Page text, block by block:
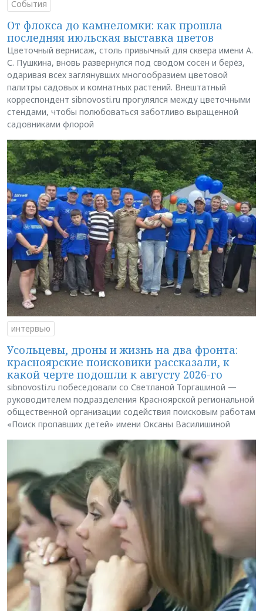
События
От флокса до камнеломки: как прошла
последняя июльская выставка цветов
Цветочный вернисаж, столь привычный для сквера имени А.
С. Пушкина, вновь развернулся под сводом сосен и берёз,
одаривая всех заглянувших многообразием цветовой
палитры садовых и комнатных растений. Внештатный
корреспондент sibnovosti.ru прогулялся между цветочными
стендами, чтобы полюбоваться заботливо выращенной
садовниками флорой
интервью
Усольцевы, дроны и жизнь на два фронта:
красноярские поисковики рассказали, к
какой черте подошли к августу 2026-го
sibnovosti.ru побеседовали со Светланой Торгашиной —
руководителем подразделения Красноярской региональной
общественной организации содействия поисковым работам
«Поиск пропавших детей» имени Оксаны Василишиной